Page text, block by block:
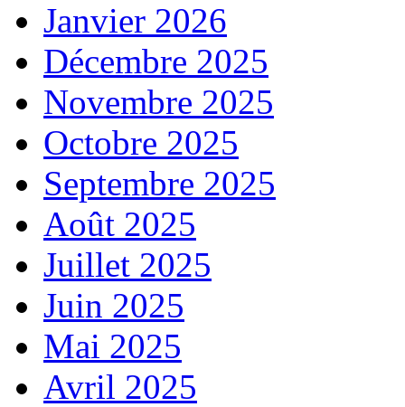
Janvier 2026
Décembre 2025
Novembre 2025
Octobre 2025
Septembre 2025
Août 2025
Juillet 2025
Juin 2025
Mai 2025
Avril 2025